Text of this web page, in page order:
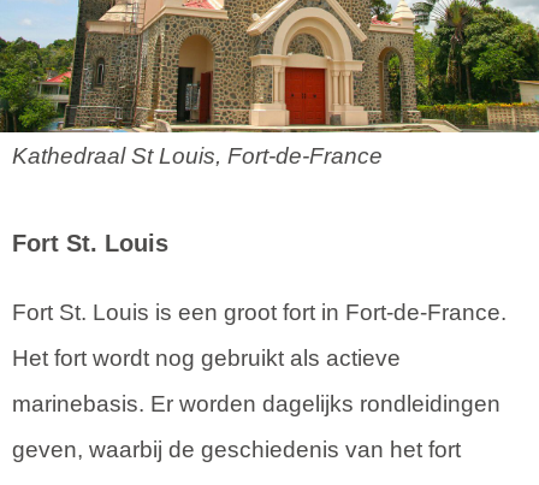
Kathedraal St Louis, Fort-de-France
Fort St. Louis
Fort St. Louis is een groot fort in Fort-de-France.
Het fort wordt nog gebruikt als actieve
marinebasis. Er worden dagelijks rondleidingen
geven, waarbij de geschiedenis van het fort